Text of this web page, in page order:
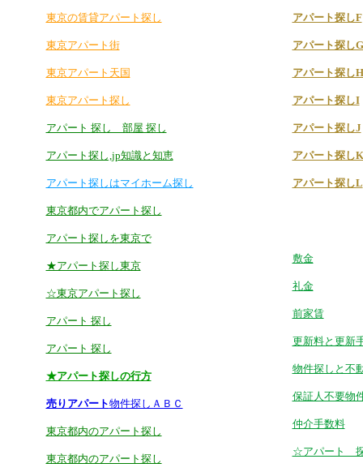
東京の賃貸アパート探し
東京アパート街
東京アパート天国
東京アパート探し
アパート 探し 部屋 探し
アパート探し,jp知識と知恵
アパート探しはマイホーム探し
東京都内でアパート探し
アパート探しを東京で
★アパート探し東京
☆東京アパート探し
アパート 探し
アパート 探し
★アパート探しの行方
売りアパート物件探しＡＢＣ
東京都内のアパート探し
東京都内のアパート探し
アパート探しF
アパート探しG
アパート探しH
アパート探しI
アパート探しJ
アパート探しK
アパート探しL
敷金
礼金
前家賃
更新料と更新
物件探しと不
保証人不要物
仲介手数料
☆アパート